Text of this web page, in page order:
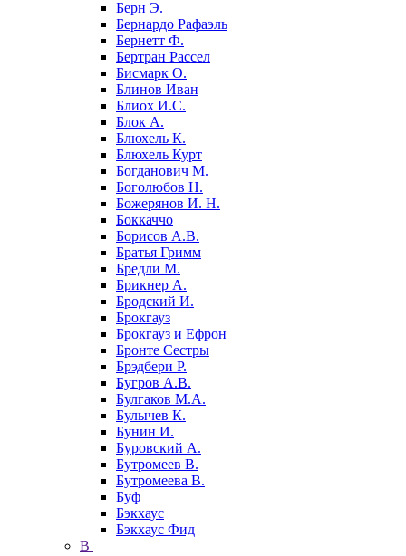
Берн Э.
Бернардо Рафаэль
Бернетт Ф.
Бертран Рассел
Бисмарк О.
Блинов Иван
Блиох И.С.
Блок А.
Блюхель К.
Блюхель Курт
Богданович М.
Боголюбов Н.
Божерянов И. Н.
Боккаччо
Борисов А.В.
Братья Гримм
Бредли М.
Брикнер А.
Бродский И.
Брокгауз
Брокгауз и Ефрон
Бронте Сестры
Брэдбери Р.
Бугров А.В.
Булгаков М.А.
Булычев К.
Бунин И.
Буровский А.
Бутромеев В.
Бутромеева В.
Буф
Бэкхаус
Бэкхаус Фид
В